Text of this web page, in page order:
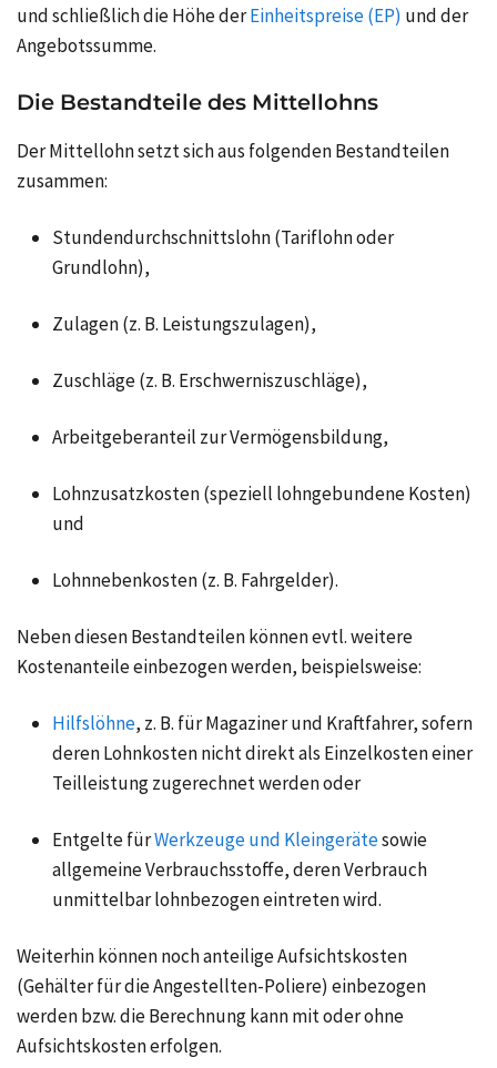
und schließlich die Höhe derEinheitspreise (EP) und der
Angebotssumme.
Die Bestandteile des Mittellohns
Der Mittellohn setzt sich aus folgenden Bestandteilen
zusammen:
Stundendurchschnittslohn (Tariflohn oder
Grundlohn),
Zulagen (z. B. Leistungszulagen),
Zuschläge (z. B. Erschwerniszuschläge),
Arbeitgeberanteil zur Vermögensbildung,
Lohnzusatzkosten (speziell lohngebundene Kosten)
und
Lohnnebenkosten (z. B. Fahrgelder).
Neben diesen Bestandteilen können evtl. weitere
Kostenanteile einbezogen werden, beispielsweise:
Hilfslöhne, z. B. für Magaziner und Kraftfahrer, sofern
deren Lohnkosten nicht direkt als Einzelkosten einer
Teilleistung zugerechnet werden oder
Entgelte fürWerkzeuge und Kleingerätesowie
allgemeine Verbrauchsstoffe, deren Verbrauch
unmittelbar lohnbezogen eintreten wird.
Weiterhin können noch anteilige Aufsichtskosten
(Gehälter für die Angestellten-Poliere) einbezogen
werden bzw. die Berechnung kann mit oder ohne
Aufsichtskosten erfolgen.